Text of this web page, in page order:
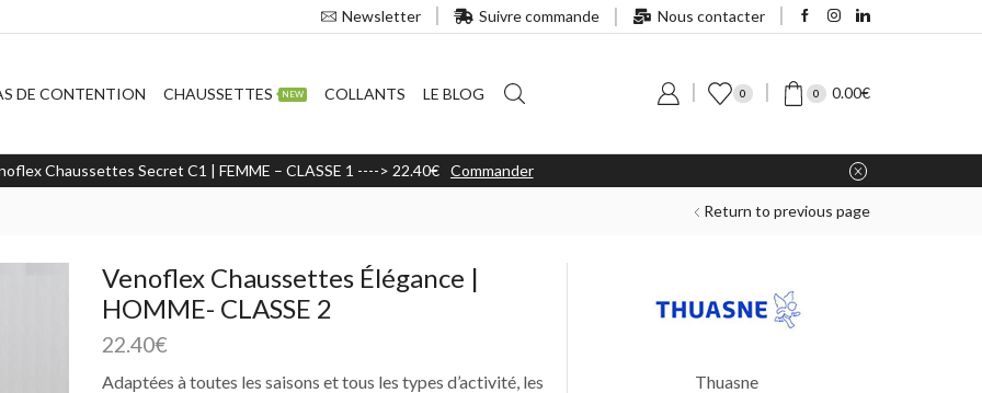
Newsletter Suivre commande Nous contacter
DE CONTENTION CHAUSSETTES NEW COLLANTS LE BLOG 0 0 0.00€
Chaussettes Secret C1 | FEMME – CLASSE 1 ----> 22.40€ Commander
Return to previous page
Venoflex Chaussettes Élégance |
HOMME- CLASSE 2
22.40€
Adaptées à toutes les saisons et tous les types d’activité, les
Thuasne